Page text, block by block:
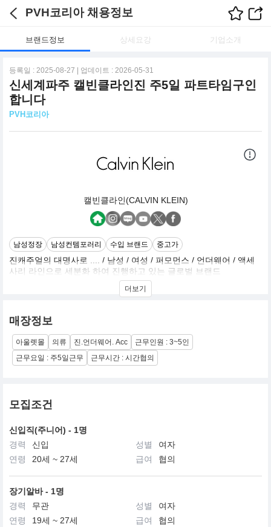
PVH코리아 채용정보
브랜드정보 상세요강 기업소개
등록일 : 2025-08-27 | 업데이트 : 2026-05-31
신세계파주 캘빈클라인진 주5일 파트타임구인
합니다
PVH코리아
캘빈클라인(CALVIN KLEIN)
남성정장 남성컨템포러리 수입 브랜드 중고가
진캐주얼의 대명사로 .... / 남성 / 여성 / 퍼모먼스 / 언더웨어 / 액세
사리 라인으로 세분화 하여 진행하고 있는 글로벌 브랜드
더보기
매장정보
아울렛몰 의류 진.언더웨어. Acc
근무인원 : 3~5인
근무요일 : 주5일근무
근무시간 : 시간협의
모집조건
신입직(주니어) - 1명
경력
신입 성별
여자
연령
20세 ~ 27세 급여 협의
장기알바 - 1명
경력
무관 성별
여자
연령
19세 ~ 27세 급여
협의